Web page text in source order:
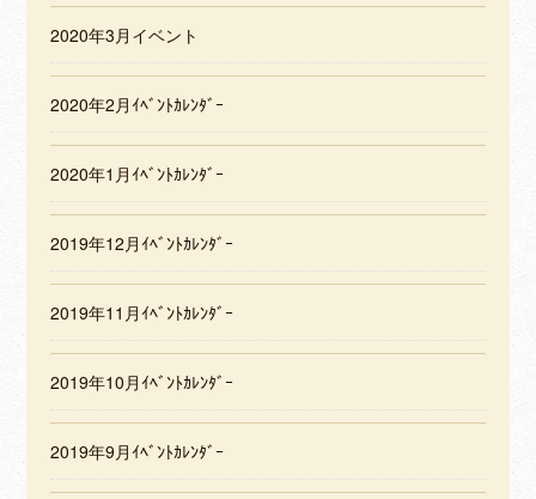
2020年3月イベント
2020年2月ｲﾍﾞﾝﾄｶﾚﾝﾀﾞｰ
2020年1月ｲﾍﾞﾝﾄｶﾚﾝﾀﾞｰ
2019年12月ｲﾍﾞﾝﾄｶﾚﾝﾀﾞｰ
2019年11月ｲﾍﾞﾝﾄｶﾚﾝﾀﾞｰ
2019年10月ｲﾍﾞﾝﾄｶﾚﾝﾀﾞｰ
2019年9月ｲﾍﾞﾝﾄｶﾚﾝﾀﾞｰ